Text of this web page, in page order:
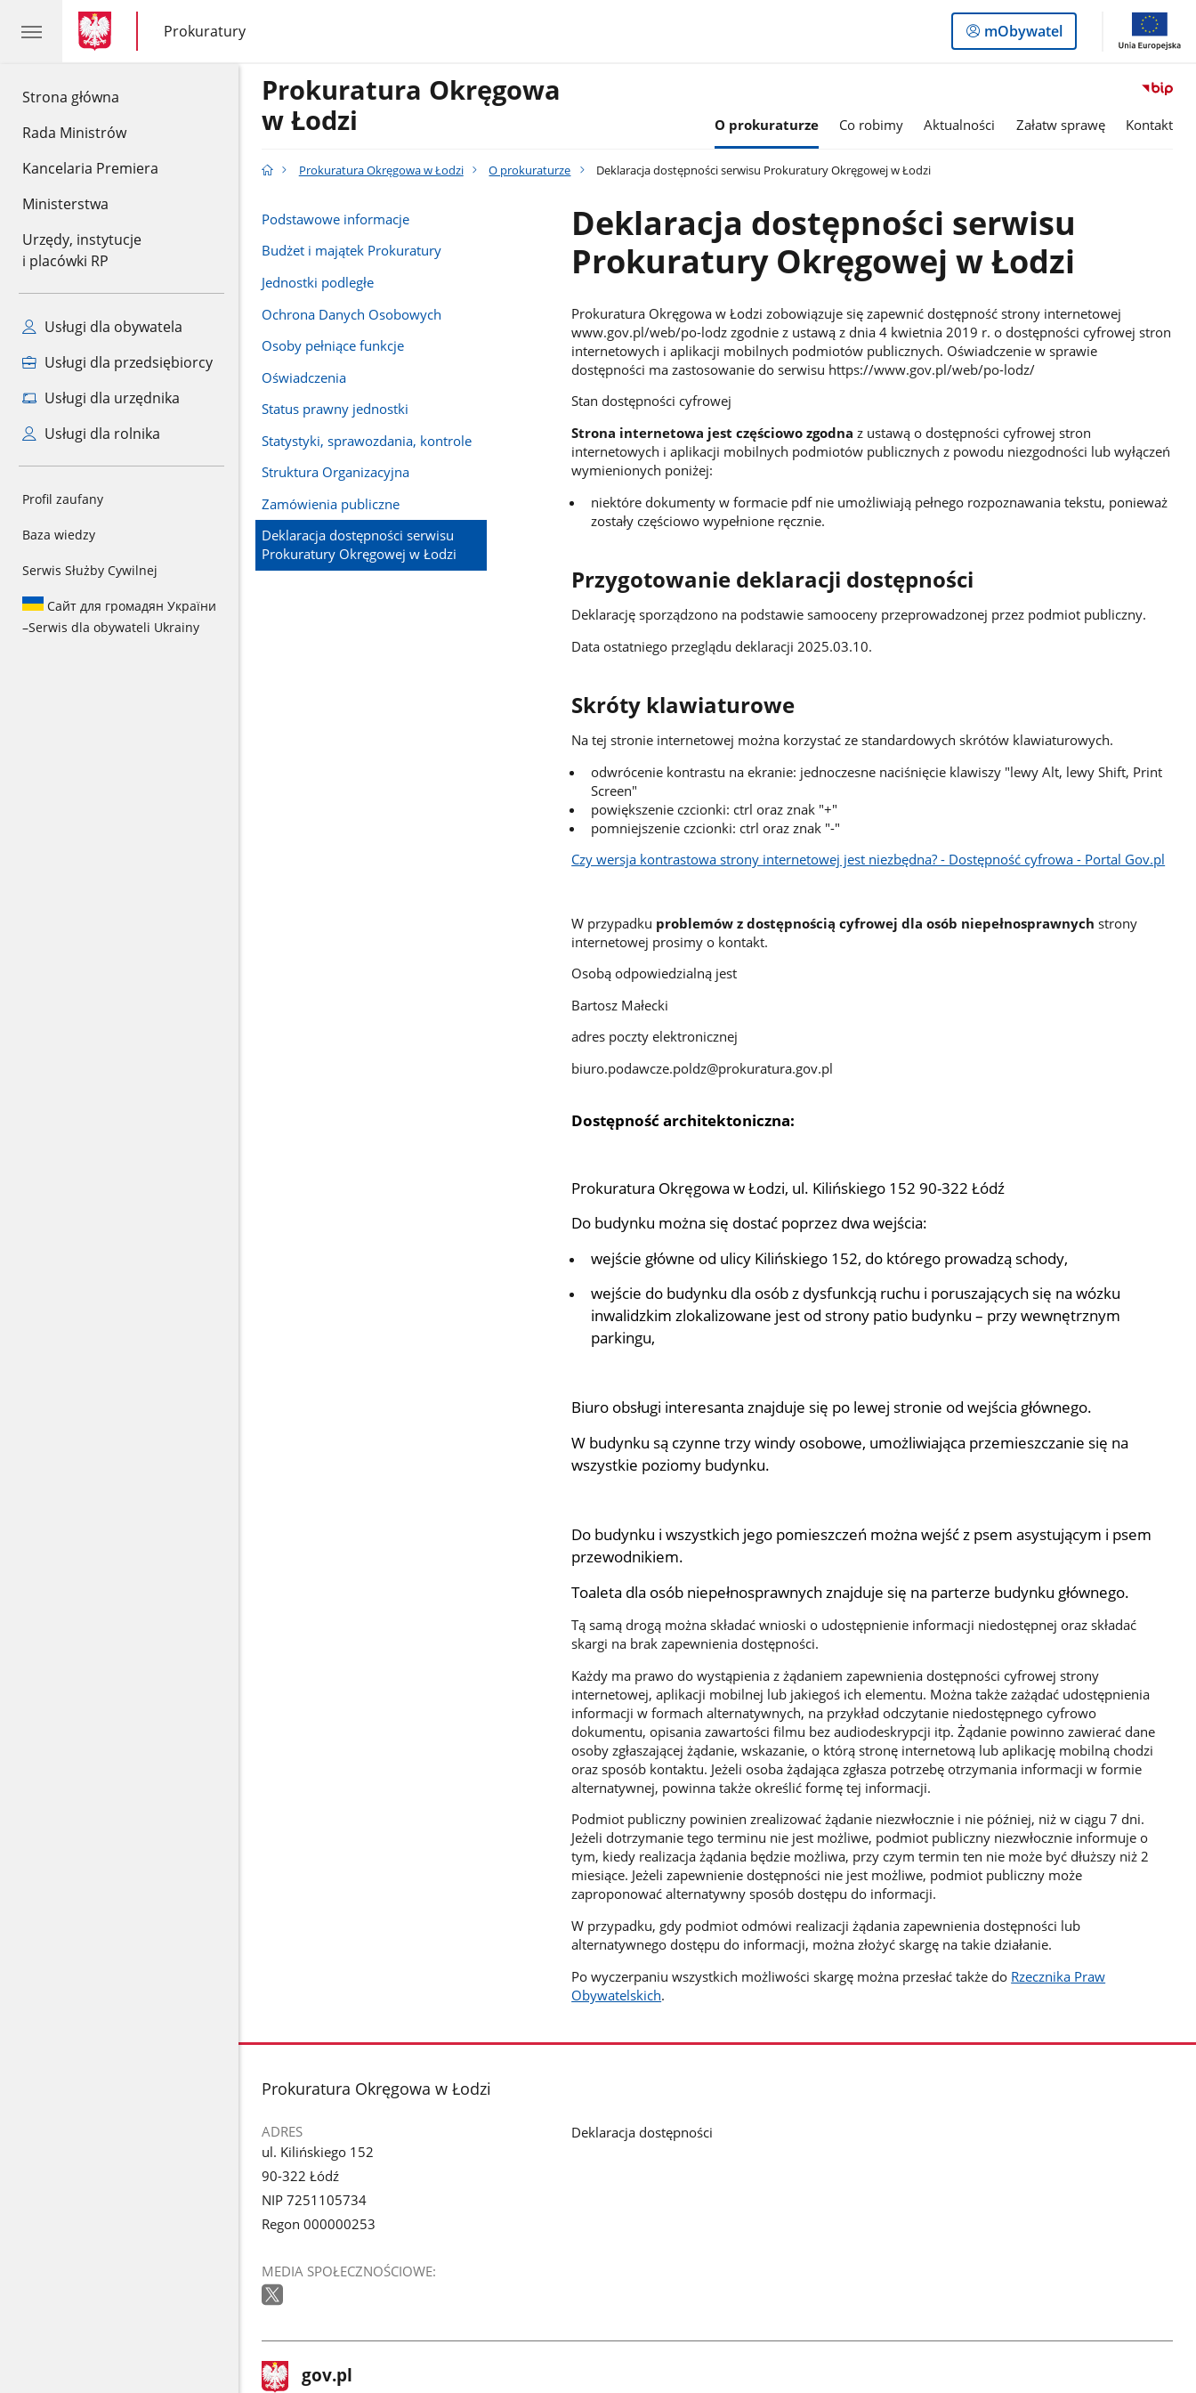
Strona główna
Rada Ministrów
Kancelaria Premiera
Ministerstwa
Urzędy, instytucje
i placówki RP
Usługi dla obywatela
Usługi dla przedsiębiorcy
Usługi dla urzędnika
Usługi dla rolnika
Profil zaufany
Baza wiedzy
Serwis Służby Cywilnej
Сайт для громадян України
–Serwis dla obywateli Ukrainy
gov.pl
gov.pl
Prokuratury
gov.pl
Prokuratury
Logowanie
do
mObywatel
Prokuratura Okręgowa
w Łodzi
O prokuraturze Co robimy Aktualności Załatw sprawę Kontakt
Prokuratura Okręgowa w Łodzi O prokuraturze Deklaracja dostępności serwisu Prokuratury Okręgowej w Łodzi
Podstawowe informacje
Budżet i majątek Prokuratury
Jednostki podległe
Ochrona Danych Osobowych
Osoby pełniące funkcje
Oświadczenia
Status prawny jednostki
Statystyki, sprawozdania, kontrole
Struktura Organizacyjna
Zamówienia publiczne
Deklaracja dostępności serwisu
Prokuratury Okręgowej w Łodzi
Deklaracja dostępności serwisu
Prokuratury Okręgowej w Łodzi
Prokuratura Okręgowa w Łodzi zobowiązuje się zapewnić dostępność strony internetowej
www.gov.pl/web/po-lodz zgodnie z ustawą z dnia 4 kwietnia 2019 r. o dostępności cyfrowej stron
internetowych i aplikacji mobilnych podmiotów publicznych. Oświadczenie w sprawie
dostępności ma zastosowanie do serwisu https://www.gov.pl/web/po-lodz/
Stan dostępności cyfrowej
Strona internetowa jest częściowo zgodnaz ustawą o dostępności cyfrowej stron
internetowych i aplikacji mobilnych podmiotów publicznych z powodu niezgodności lub wyłączeń
wymienionych poniżej:
niektóre dokumenty w formacie pdf nie umożliwiają pełnego rozpoznawania tekstu, ponieważ
zostały częściowo wypełnione ręcznie.
Przygotowanie deklaracji dostępności
Deklarację sporządzono na podstawie samooceny przeprowadzonej przez podmiot publiczny.
Data ostatniego przeglądu deklaracji 2025.03.10.
Skróty klawiaturowe
Na tej stronie internetowej można korzystać ze standardowych skrótów klawiaturowych.
odwrócenie kontrastu na ekranie: jednoczesne naciśnięcie klawiszy "lewy Alt, lewy Shift, Print
Screen"
powiększenie czcionki: ctrl oraz znak "+"
pomniejszenie czcionki: ctrl oraz znak "-"
Czy wersja kontrastowa strony internetowej jest niezbędna? - Dostępność cyfrowa - Portal Gov.pl
W przypadku problemów z dostępnością cyfrowej dla osób niepełnosprawnych strony
internetowej prosimy o kontakt.
Osobą odpowiedzialną jest
Bartosz Małecki
adres poczty elektronicznej
biuro.podawcze.poldz@prokuratura.gov.pl
Dostępność architektoniczna:
Prokuratura Okręgowa w Łodzi, ul. Kilińskiego 152 90-322 Łódź
Do budynku można się dostać poprzez dwa wejścia:
wejście główne od ulicy Kilińskiego 152, do którego prowadzą schody,
wejście do budynku dla osób z dysfunkcją ruchu i poruszających się na wózku
inwalidzkim zlokalizowane jest od strony patio budynku – przy wewnętrznym
parkingu,
Biuro obsługi interesanta znajduje się po lewej stronie od wejścia głównego.
W budynku są czynne trzy windy osobowe, umożliwiająca przemieszczanie się na
wszystkie poziomy budynku.
Do budynku i wszystkich jego pomieszczeń można wejść z psem asystującym i psem
przewodnikiem.
Toaleta dla osób niepełnosprawnych znajduje się na parterze budynku głównego.
Tą samą drogą można składać wnioski o udostępnienie informacji niedostępnej oraz składać
skargi na brak zapewnienia dostępności.
Każdy ma prawo do wystąpienia z żądaniem zapewnienia dostępności cyfrowej strony
internetowej, aplikacji mobilnej lub jakiegoś ich elementu. Można także zażądać udostępnienia
informacji w formach alternatywnych, na przykład odczytanie niedostępnego cyfrowo
dokumentu, opisania zawartości filmu bez audiodeskrypcji itp. Żądanie powinno zawierać dane
osoby zgłaszającej żądanie, wskazanie, o którą stronę internetową lub aplikację mobilną chodzi
oraz sposób kontaktu. Jeżeli osoba żądająca zgłasza potrzebę otrzymania informacji w formie
alternatywnej, powinna także określić formę tej informacji.
Podmiot publiczny powinien zrealizować żądanie niezwłocznie i nie później, niż w ciągu 7 dni.
Jeżeli dotrzymanie tego terminu nie jest możliwe, podmiot publiczny niezwłocznie informuje o
tym, kiedy realizacja żądania będzie możliwa, przy czym termin ten nie może być dłuższy niż 2
miesiące. Jeżeli zapewnienie dostępności nie jest możliwe, podmiot publiczny może
zaproponować alternatywny sposób dostępu do informacji.
W przypadku, gdy podmiot odmówi realizacji żądania zapewnienia dostępności lub
alternatywnego dostępu do informacji, można złożyć skargę na takie działanie.
Po wyczerpaniu wszystkich możliwości skargę można przesłać także do Rzecznika Praw
Obywatelskich.
stopka
Prokuratura Okręgowa w Łodzi
ADRES
ul. Kilińskiego 152
90-322 Łódź
NIP 7251105734
Regon 000000253
MEDIA SPOŁECZNOŚCIOWE:
Deklaracja dostępności
stopka
gov.pl Strona
gov.pl